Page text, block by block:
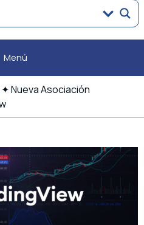
Menú
✦Nueva Asociación